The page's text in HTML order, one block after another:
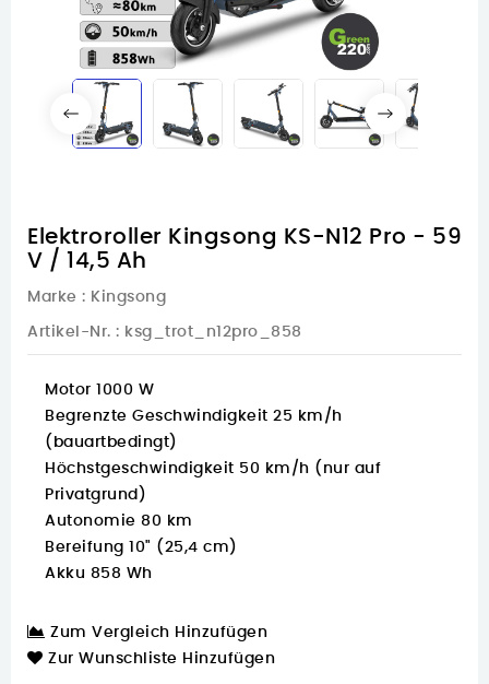
Elektroroller Kingsong KS-N12 Pro - 59
V / 14,5 Ah
Marke : Kingsong
Artikel-Nr. : ksg_trot_n12pro_858
Motor 1000 W
Begrenzte Geschwindigkeit 25 km/h
(bauartbedingt)
Höchstgeschwindigkeit 50 km/h (nur auf
Privatgrund)
Autonomie 80 km
Bereifung 10" (25,4 cm)
Akku 858 Wh
Zum Vergleich Hinzufügen
Zur Wunschliste Hinzufügen